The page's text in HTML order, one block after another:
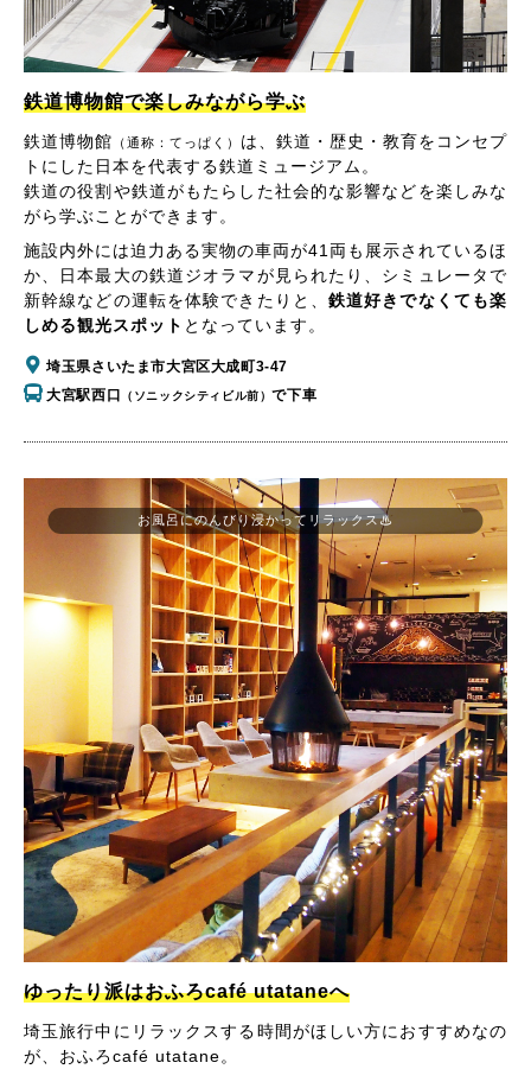
鉄道博物館で楽しみながら学ぶ
鉄道博物館 （通称：てっぱく） は、鉄道・歴史・教育をコンセプ
トにした日本を代表する鉄道ミュージアム。
鉄道の役割や鉄道がもたらした社会的な影響などを楽しみな
がら学ぶことができます。
施設内外には迫力ある実物の車両が41両も展示されているほ
か、日本最大の鉄道ジオラマが見られたり、シミュレータで
新幹線などの運転を体験できたりと、 鉄道好きでなくても楽
しめる観光スポット となっています。
埼玉県さいたま市大宮区大成町3-47
大宮駅西口
（ソニックシティビル前）で下車
ゆったり派はおふろcafé utataneへ
埼玉旅行中にリラックスする時間がほしい方におすすめなの
が、おふろcafé utatane。
お風呂にのんびり浸かってリラックス♨